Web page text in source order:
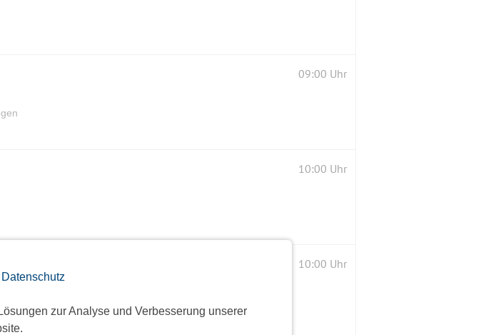
Datenschutz
zur Analyse und Verbesserung unserer
09:00 Uhr
10:00 Uhr
10:00 Uhr